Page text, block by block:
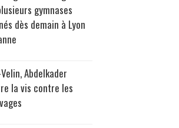
gymnases
dès demain à Lyon
Abdelkader
la vis contre les